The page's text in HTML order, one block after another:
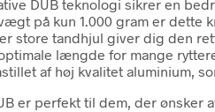
DUB teknologi sikrer en
på kun 1.000 gram er
store tandhjul giver dig den
længde for mange
af høj kvalitet aluminium,
er perfekt til dem, der